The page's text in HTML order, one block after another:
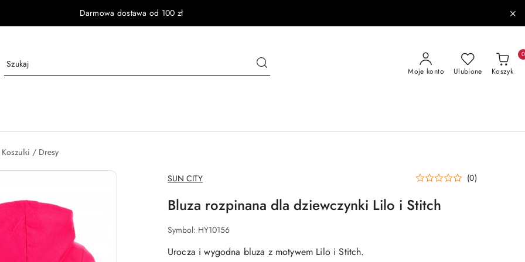
Darmowa dostawa od 100 zł
Moje konto Ulubione Koszyk
0
/ Dresy
NAZWA
PRODUCENTA:
SUN CITY (0)
Bluza rozpinana dla dziewczynki Lilo i Stitch
Symbol: HY10156
Urocza i wygodna bluza z motywem Lilo i Stitch.